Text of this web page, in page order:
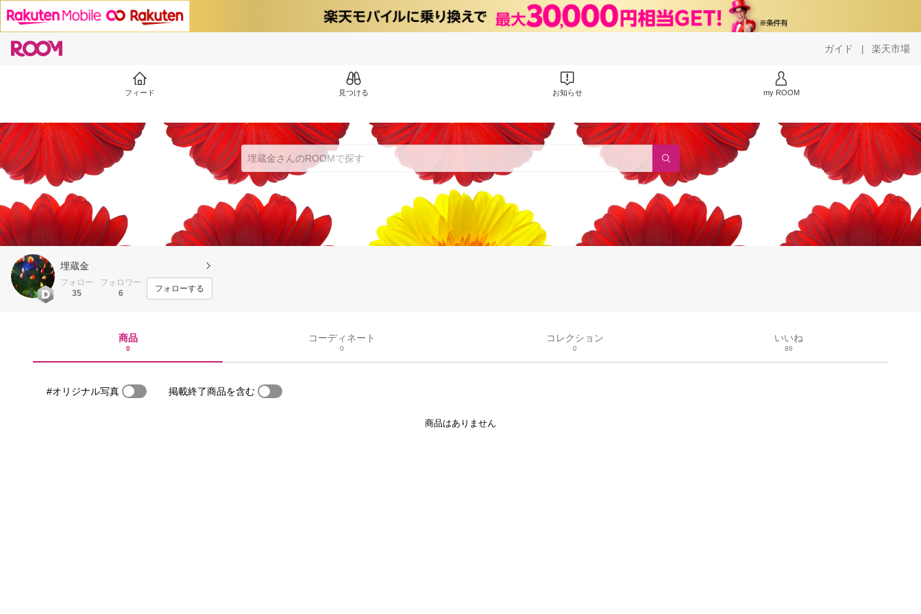
ガイド | 楽天市場
フィード 見つける お知らせ my ROOM
埋蔵金
フォロー
35
フォロワー
6
フォローする
商品
0
コーディネート
0
コレクション
0
いいね
86
#オリジナル写真 掲載終了商品を含む
商品はありません